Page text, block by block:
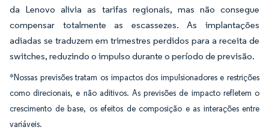
da Lenovo alivia as tarifas regionais, mas não consegue
compensar totalmente as escassezes. As implantações
adiadas se traduzem em trimestres perdidos para a receita de
switches, reduzindo o impulso durante o período de previsão.
*Nossas previsões tratam os impactos dos impulsionadores e restrições
como direcionais, e não aditivos. As previsões de impacto refletem o
crescimento de base, os efeitos de composição e as interações entre
variáveis.